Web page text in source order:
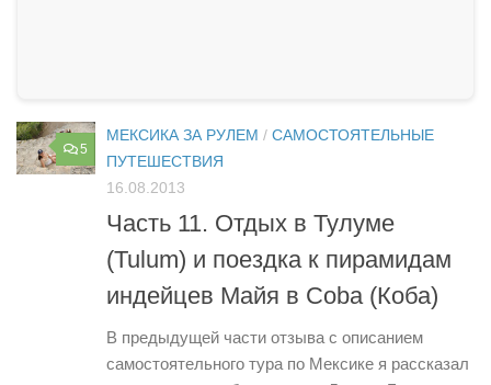
5
МЕКСИКА ЗА РУЛЕМ / САМОСТОЯТЕЛЬНЫЕ
ПУТЕШЕСТВИЯ
16.08.2013
Часть 11. Отдых в Тулуме
(Tulum) и поездка к пирамидам
индейцев Майя в Coba (Коба)
В предыдущей части отзыва с описанием
самостоятельного тура по Мексике я рассказал